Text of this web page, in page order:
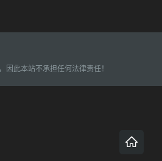
此本站不承担任何法律责任！